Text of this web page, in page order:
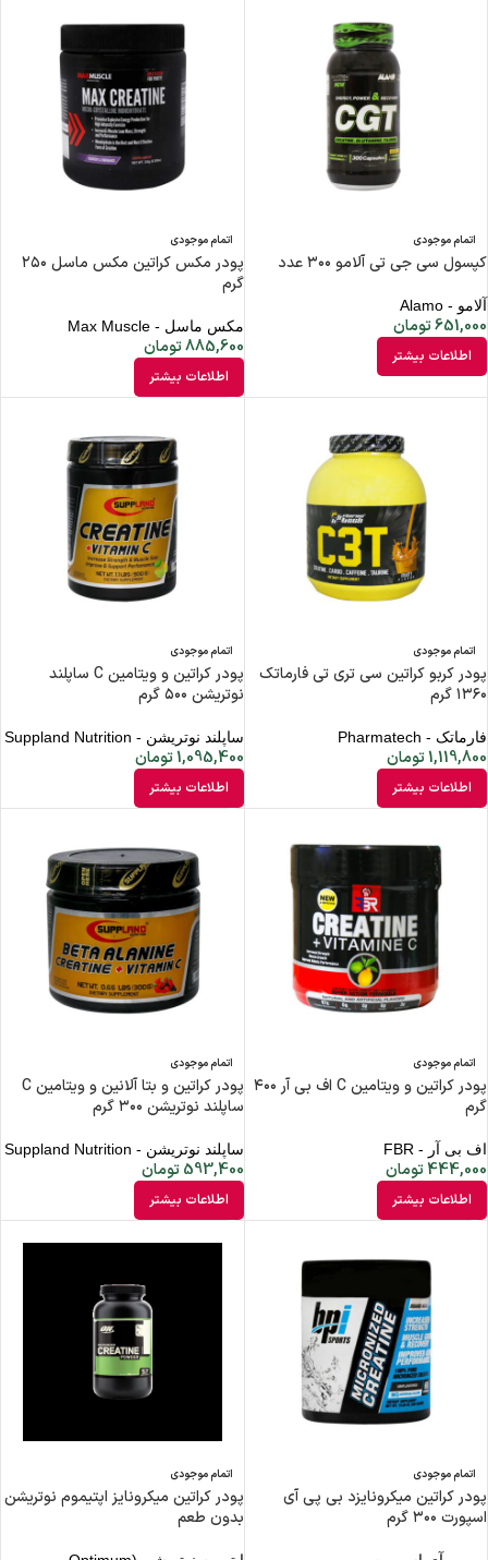
اتمام موجودی
کپسول سی جی تی آلامو ۳۰۰ عدد
آلامو - Alamo
651,000تومان
اطلاعات بیشتر
اتمام موجودی
پودر مکس کراتین مکس ماسل ۲۵۰
گرم
مکس ماسل - Max Muscle
885,600تومان
اطلاعات بیشتر
اتمام موجودی
پودر کربو کراتین سی تری تی فارماتک
۱۳۶۰ گرم
فارماتک - Pharmatech
1,119,800تومان
اطلاعات بیشتر
اتمام موجودی
پودر کراتین و ویتامین C ساپلند
نوتریشن ۵۰۰ گرم
ساپلند نوتریشن - Suppland Nutrition
1,095,400تومان
اطلاعات بیشتر
اتمام موجودی
پودر کراتین و ویتامین C اف بی آر ۴۰۰
گرم
اف بی آر - FBR
444,000تومان
اطلاعات بیشتر
اتمام موجودی
پودر کراتین و بتا آلانین و ویتامین C
ساپلند نوتریشن ۳۰۰ گرم
ساپلند نوتریشن - Suppland Nutrition
593,400 تومان
اطلاعات بیشتر
اتمام موجودی
پودر کراتین میکرونایزد بی پی آی
اسپورت ۳۰۰ گرم
اتمام موجودی
پودر کراتین میکرونایز اپتیموم نوتریشن
بدون طعم